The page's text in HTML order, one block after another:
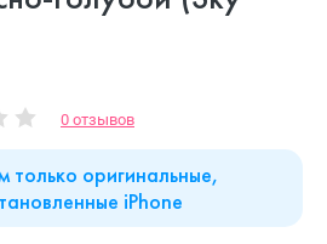
0 отзывов
оригинальные,
iPhone